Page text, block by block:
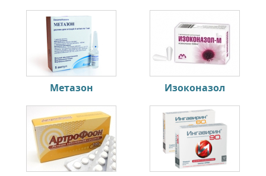
Метазон Изоконазол